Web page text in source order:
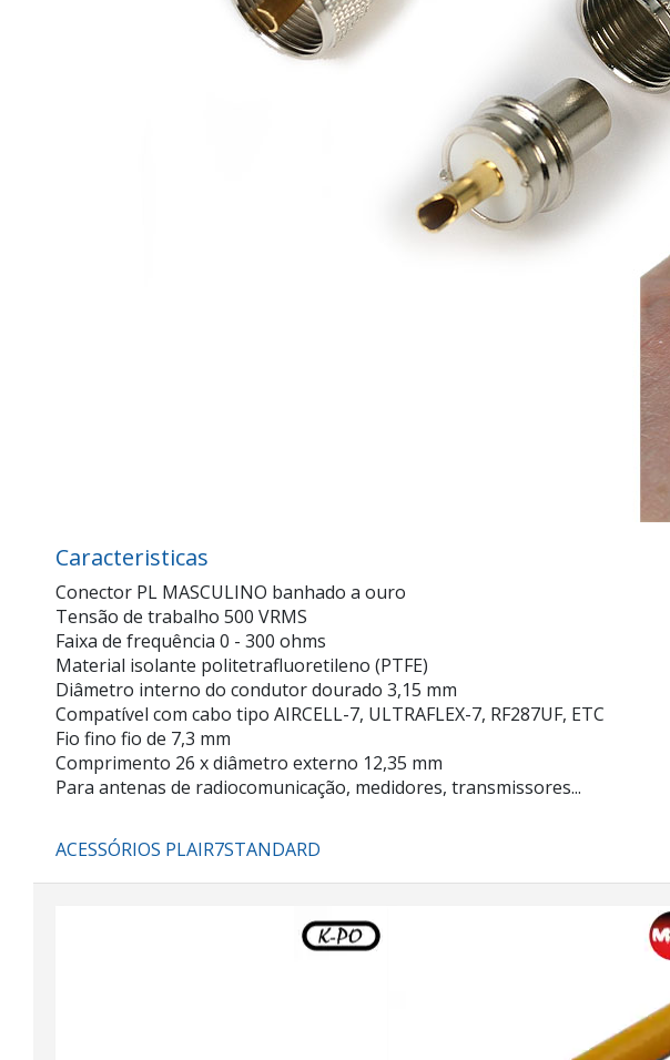
Caracteristicas
Conector PL MASCULINO banhado a ouro
Tensão de trabalho 500 VRMS
Faixa de frequência 0 - 300 ohms
Material isolante politetrafluoretileno (PTFE)
Diâmetro interno do condutor dourado 3,15 mm
Compatível com cabo tipo AIRCELL-7, ULTRAFLEX-7, RF287UF, ETC
Fio fino fio de 7,3 mm
Comprimento 26 x diâmetro externo 12,35 mm
Para antenas de radiocomunicação, medidores, transmissores...
ACESSÓRIOS PLAIR7STANDARD